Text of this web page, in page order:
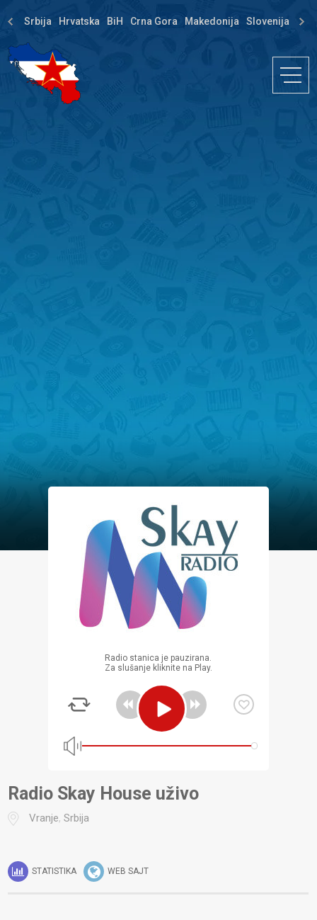
Srbija Hrvatska BiH Crna Gora Makedonija Slovenija
Radio stanica je pauzirana.
Za slušanje kliknite na Play.
Radio Skay House uživo
Vranje,Srbija
STATISTIKA WEB SAJT